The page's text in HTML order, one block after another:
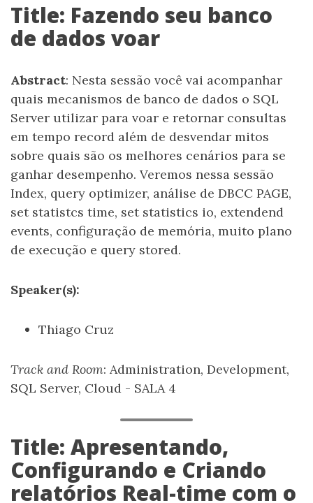
Title: Fazendo seu banco
de dados voar
Abstract: Nesta sessão você vai acompanhar
quais mecanismos de banco de dados o SQL
Server utilizar para voar e retornar consultas
em tempo record além de desvendar mitos
sobre quais são os melhores cenários para se
ganhar desempenho. Veremos nessa sessão
Index, query optimizer, análise de DBCC PAGE,
set statistcs time, set statistics io, extendend
events, configuração de memória, muito plano
de execução e query stored.
Speaker(s):
Thiago Cruz
Track and Room: Administration, Development,
SQL Server, Cloud - SALA 4
Title: Apresentando,
Configurando e Criando
relatórios Real-time com o